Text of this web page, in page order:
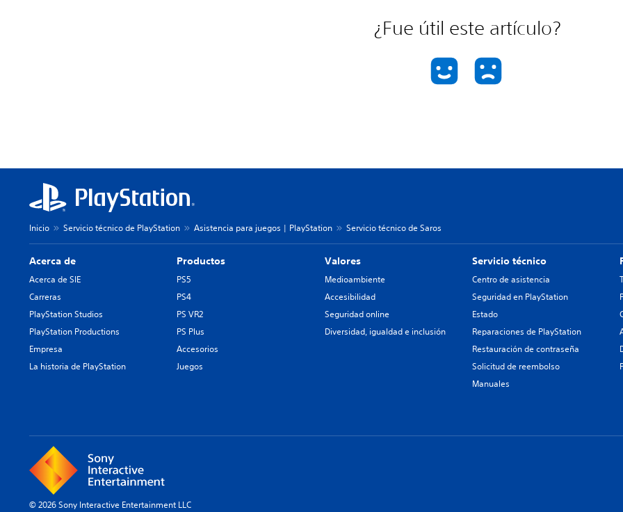
¿Fue útil este artículo?
Inicio Servicio técnico de PlayStation Asistencia para juegos | PlayStation Servicio técnico de Saros
Acerca de
Acerca de SIE
Carreras
PlayStation Studios
PlayStation Productions
Empresa
La historia de PlayStation
Productos
PS5
PS4
PS VR2
PS Plus
Accesorios
Juegos
Valores
Medioambiente
Accesibilidad
Seguridad online
Diversidad, igualdad e inclusión
Servicio técnico
Centro de asistencia
Seguridad en PlayStation
Estado
Reparaciones de PlayStation
Restauración de contraseña
Solicitud de reembolso
Manuales
© 2026 Sony Interactive Entertainment LLC